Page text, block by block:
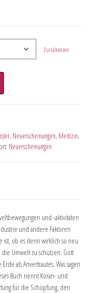
Zurücksetzen
, Neuerscheinungen, Medizin,
Neuerscheinungen
und -aktivitäten
und andere Faktoren
ist, ob es denn wirklich so neu
Umwelt zu schützen. Gott
als Anvertrautes. Was sagen
Buch nennt Koran- und
für die Schöpfung, den